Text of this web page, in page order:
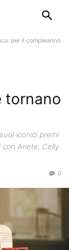
per il compleanno
tornano
iconici premi
Ariete, Celly
0